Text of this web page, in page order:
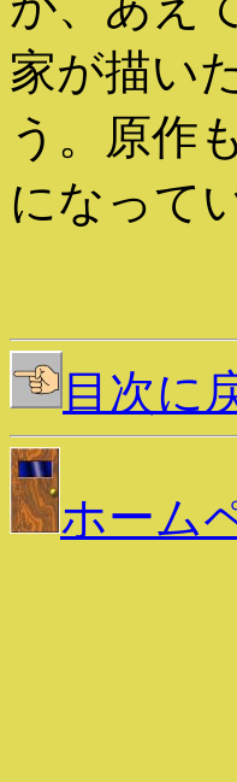
家が描い
う。原作
になって
目次に
ホーム